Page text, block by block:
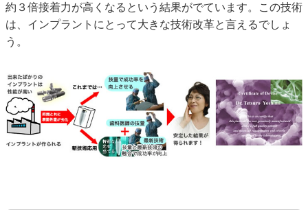
約３倍接着力が高くなるという結果がでています。この技術
は、インプラントにとって大きな技術改革と言えるでしょ
う。